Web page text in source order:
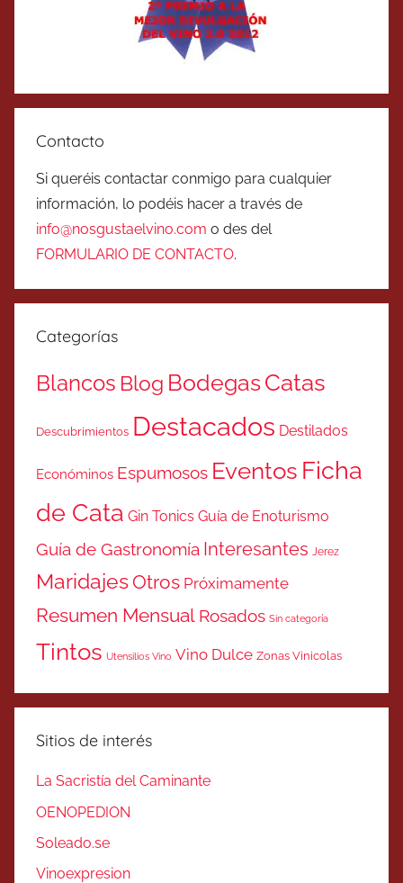
Contacto
Si queréis contactar conmigo para cualquier
información, lo podéis hacer a través de
info@nosgustaelvino.com o des del
FORMULARIO DE CONTACTO.
Categorías
Blancos Blog BodegasCatas
Descubrimientos Destacados Destilados
Económinos Espumosos Eventos Ficha
de Cata Gin Tonics Guía de Enoturismo
Guía de Gastronomía Interesantes Jerez
MaridajesOtros Próximamente
Resumen Mensual Rosados Sin categoría
Tintos Utensilios Vino Vino Dulce Zonas Vinicolas
Sitios de interés
La Sacristía del Caminante
OENOPEDION
Soleado.se
Vinoexpresion